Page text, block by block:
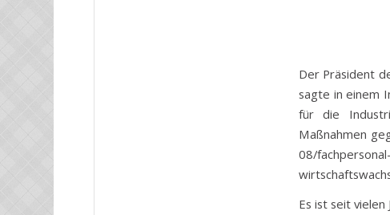
Der Präsident
sagte in einem
für die
Maßnahmen
08/
Es ist seit